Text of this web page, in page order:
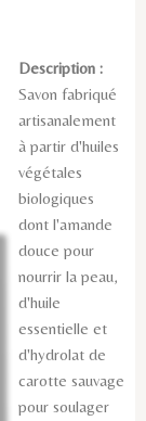
Description :
Savon fabriqué
artisanalement
à partir d'huiles
végétales
biologiques
dont l'amande
douce pour
nourrir la peau,
d'huile
essentielle et
d'hydrolat de
carotte sauvage
pour soulager